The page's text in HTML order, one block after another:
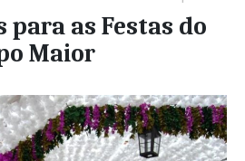
para as Festas do
Maior